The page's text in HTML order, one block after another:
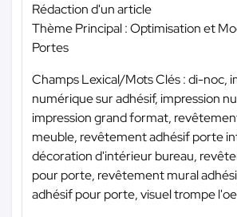
Rédaction d'un article
Thème Principal : Optimisation et
Portes
Champs Lexical/Mots Clés : di-noc,
numérique sur adhésif, impression
impression grand format,
meuble, revêtement adhésif porte
décoration d'intérieur bureau,
pour porte, revêtement mural
adhésif pour porte, visuel trompe